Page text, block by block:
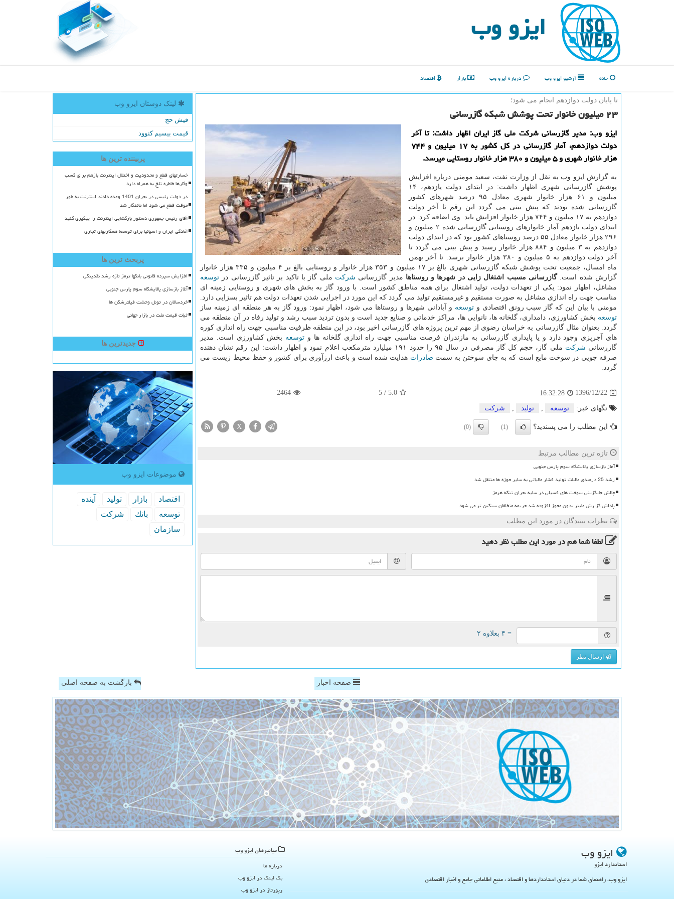
ایزو وب
خانه آرشیو ایزو وب درباره ایزو وب بازار اقتصاد
تا پایان دولت دوازدهم انجام می شود؛
۲۳ میلیون خانوار تحت پوشش شبكه گازرسانی
ایزو وب: مدیر گازرسانی شركت ملی گاز ایران اظهار داشت: تا آخر
دولت دوازدهم، آمار گازرسانی در كل كشور به ۱۷ میلیون و ۷۴۴
هزار خانوار شهری و ۵ میلیون و ۳۸۰ هزار خانوار روستایی می‏‎رسد.
به گزارش ایزو وب به نقل از وزارت نفت، سعید مومنی درباره افزایش
پوشش گازرسانی شهری اظهار داشت: در ابتدای دولت یازدهم، ۱۴
میلیون و ۶۱ هزار خانوار شهری معادل ۹۵ درصد شهرهای كشور
گازرسانی شده بودند كه پیش بینی می گردد این رقم تا آخر دولت
دوازدهم به ۱۷ میلیون و ۷۴۴ هزار خانوار افزایش یابد. وی اضافه كرد: در
ابتدای دولت یازدهم آمار خانوارهای روستایی گازرسانی شده ۲ میلیون و
۲۹۶ هزار خانوار معادل ۵۵ درصد روستاهای كشور بود كه در ابتدای دولت
دوازدهم به ۳ میلیون و ۸۸۴ هزار خانوار رسید و پیش بینی می گردد تا
آخر دولت دوازدهم به ۵ میلیون و ۳۸۰ هزار خانوار برسد. تا آخر بهمن
ماه امسال، جمعیت تحت پوشش شبكه گازرسانی شهری بالغ بر ۱۷ میلیون و ۳۵۳ هزار خانوار و روستایی بالغ بر ۴ میلیون و ۳۳۵ هزار خانوار
گزارش شده است.گازرسانی مسبب اشتغال زایی در شهرها و روستاها مدیر گازرسانی شركت ملی گاز با تاكید بر تاثیر گازرسانی در توسعه
مشاغل، اظهار نمود: یكی از تعهدات دولت، تولید اشتغال برای همه مناطق كشور است. با ورود گاز به بخش های شهری و روستایی زمینه ای
مناسب جهت راه اندازی مشاغل به صورت مستقیم و غیرمستقیم تولید می گردد كه این مورد در اجرایی شدن تعهدات دولت هم تاثیر بسزایی دارد.
مومنی با بیان این كه گاز سبب رونق اقتصادی وتوسعه و آبادانی شهرها و روستاها می شود، اظهار نمود: ورود گاز به هر منطقه ای زمینه ساز
توسعه بخش كشاورزی، دامداری، گلخانه ها، نانوایی ها، مراكز خدماتی و صنایع جدید است و بدون تردید سبب رشد و تولید رفاه در آن منطقه می
گردد. بعنوان مثال گازرسانی به خراسان رضوی از مهم ترین پروژه های گازرسانی اخیر بود، در این منطقه ظرفیت مناسبی جهت راه اندازی كوره
های آجرپزی وجود دارد و یا پایداری گازرسانی به مازندران فرصت مناسبی جهت راه اندازی گلخانه ها و توسعه بخش كشاورزی است. مدیر
گازرسانی شركت
ملی گاز، حجم كل گاز مصرفی در سال ۹۵ را حدود ۱۹۱ میلیارد مترمكعب اعلام نمود و اظهار داشت: این رقم نشان دهنده
صرفه جویی در سوخت مایع است كه به جای سوختن به سمت صادرات هدایت شده است و باعث ارزآوری برای كشور و حفظ محیط زیست می
گردد.
1396/12/22
16:32:28
5.0
/
5
2464
تگهای خبر: توسعه تولید شركت
این مطلب را می پسندید؟ (1)
(0)
X
تازه ترین مطالب مرتبط
آغاز بازسازی پالایشگاه سوم پارس جنوبی
رشد 25 درصدی مالیات تولید فشار مالیاتی به سایر حوزه ها منتقل شد
چالش جایگزینی سوخت های فسیلی در سایه بحران تنگه هرمز
پاداش گزارش ماینر بدون مجوز افزوده شد جریمه متخلفان سنگین تر می شود
نظرات بینندگان در مورد این مطلب
لطفا شما همدر مورد این مطلبنظر دهید
= ۴ بعلاوه ۲
ارسال نظر
لینک دوستان ایزو وب
فیش حج
قیمت بیسیم کنوود
پربیننده ترین ها
خسارتهای قطع و محدودیت و اختلال اینترنت بازهم برای کسب
وکارها خاطره تلخ به همراه دارد
در دولت رئیسی در بحران 1401 وعده دادند اینترنت به طور
موقت قطع می شود اما ماندگار شد
آقای رئیس جمهوری دستور بازگشایی اینترنت را پیگیری کنید
آمادگی ایران و اسپانیا برای توسعه همکاریهای تجاری
پربحث ترین ها
افزایش سپرده قانونی بانکها ترمز تازه رشد نقدینگی
آغاز بازسازی پالایشگاه سوم پارس جنوبی
خردسالان در تونل وحشت فیلترشکن ها
ثبات قیمت نفت در بازار جهانی
جدیدترین ها
موضوعات ایزو وب
اقتصاد بازار تولید
آینده
توسعه
بانك
شركت
سازمان
صفحه اخبار بازگشت به صفحه اصلی
ایزو وب
استاندارد ایزو
ایزو وب، راهنمای شما در دنیای استانداردها و اقتصاد ، منبع اطلاعاتی جامع و اخبار اقتصادی
میانبرهای ایزو وب
درباره ما
بک لینک در ایزو وب
رپورتاژ در ایزو وب